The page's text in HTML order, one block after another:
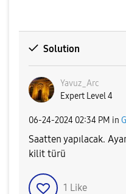
Solution
Yavuz_Arc
Expert Level 4
‎06-24-2024 02:34 PM in
Saatten yapılacak.
kilit türü
1 Like